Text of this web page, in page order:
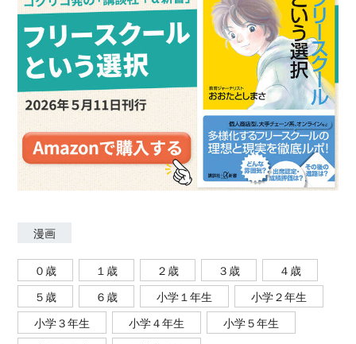
漫画
０歳 １歳 ２歳 ３歳
４歳
５歳
６歳 小学１年生
小学２年生
小学３年生
小学４年生
小学５年生